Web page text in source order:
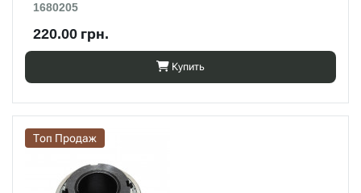
1680205
220.00 грн.
Купить
Топ Продаж